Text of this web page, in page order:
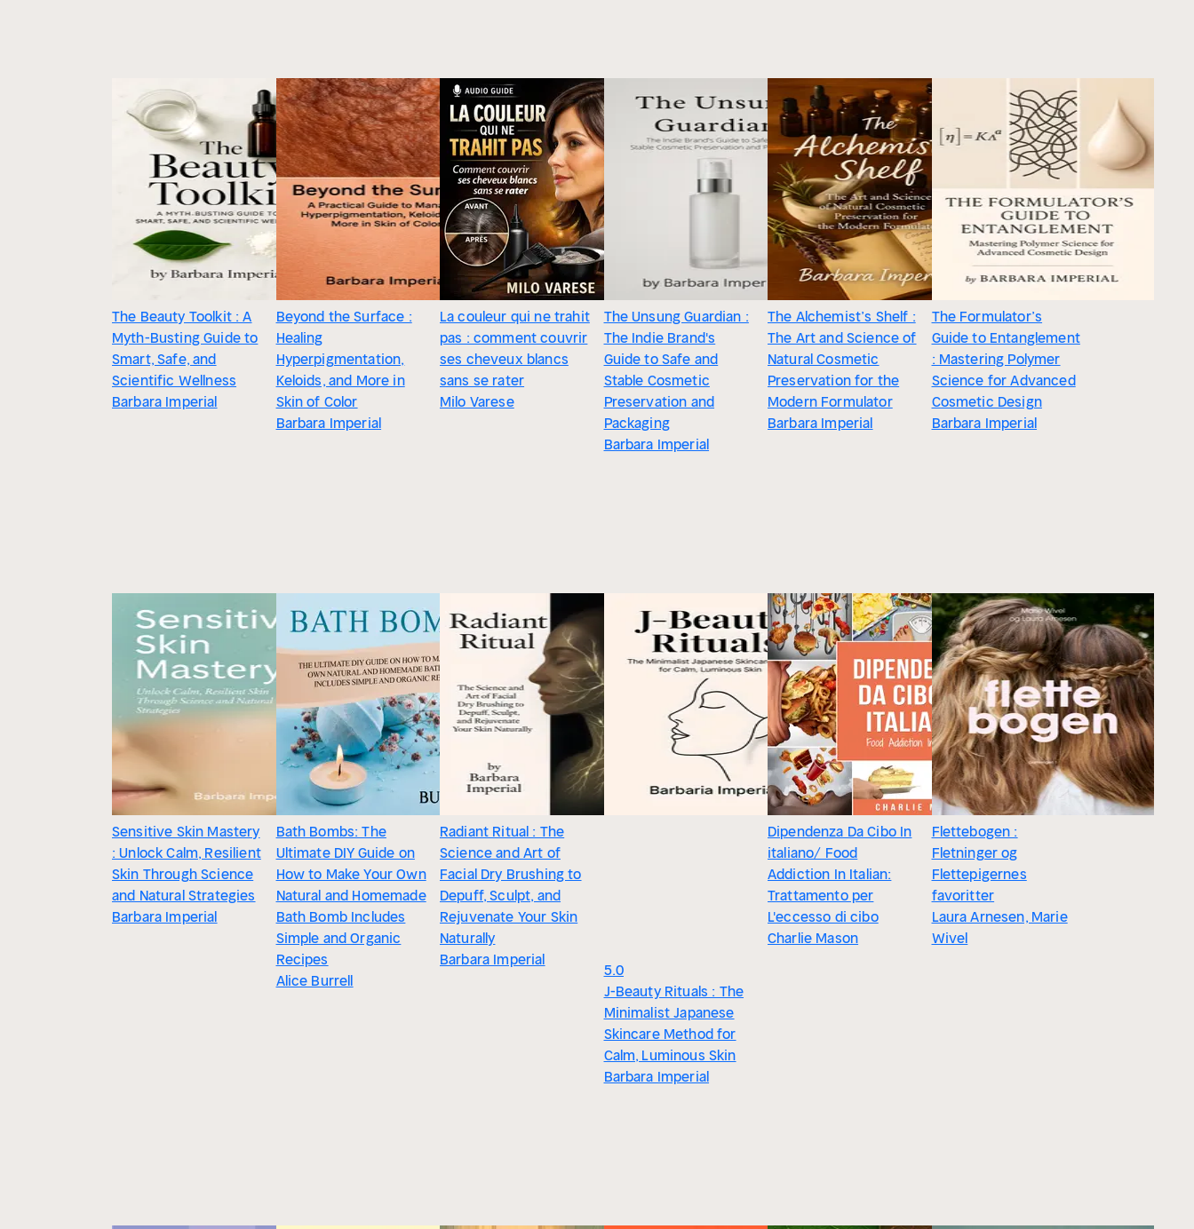
The Beauty Toolkit : A
Myth-Busting Guide to
Smart, Safe, and
Scientific Wellness
Barbara Imperial
Beyond the Surface :
Healing
Hyperpigmentation,
Keloids, and More in
Skin of Color
Barbara Imperial
La couleur qui ne trahit
pas : comment couvrir
ses cheveux blancs
sans se rater
Milo Varese
The Unsung Guardian :
The Indie Brand's
Guide to Safe and
Stable Cosmetic
Preservation and
Packaging
Barbara Imperial
The Alchemist’s Shelf :
The Art and Science of
Natural Cosmetic
Preservation for the
Modern Formulator
Barbara Imperial
The Formulator’s
Guide to Entanglement
: Mastering Polymer
Science for Advanced
Cosmetic Design
Barbara Imperial
Sensitive Skin Mastery
: Unlock Calm, Resilient
Skin Through Science
and Natural Strategies
Barbara Imperial
Bath Bombs: The
Ultimate DIY Guide on
How to Make Your Own
Natural and Homemade
Bath Bomb Includes
Simple and Organic
Recipes
Alice Burrell
Radiant Ritual : The
Science and Art of
Facial Dry Brushing to
Depuff, Sculpt, and
Rejuvenate Your Skin
Naturally
Barbara Imperial
5.0
J-Beauty Rituals : The
Minimalist Japanese
Skincare Method for
Calm, Luminous Skin
Barbara Imperial
Dipendenza Da Cibo In
italiano/ Food
Addiction In Italian:
Trattamento per
L'eccesso di cibo
Charlie Mason
Flettebogen :
Fletninger og
Flettepigernes
favoritter
Laura Arnesen, Marie
Wivel